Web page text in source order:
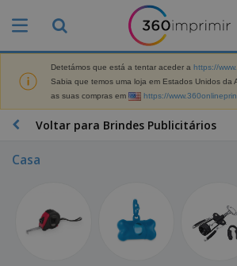
Detetámos que está a tentar aceder a https://
Sabia que temos uma loja em Estados Unidos da
as suas compras em
https://
Voltar para Brindes Publicitários
Casa